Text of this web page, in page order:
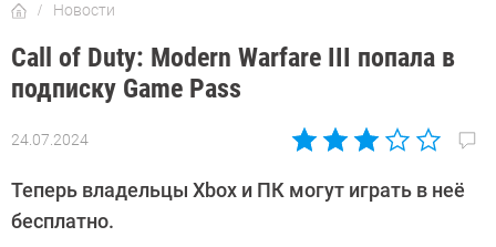
Новости
Call of Duty: Modern Warfare III попала в
подписку Game Pass
24.07.2024
Автор:
Довлатова
Теперь владельцы Xbox и ПК могут играть в неё
бесплатно.